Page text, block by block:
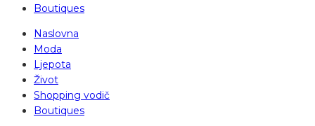
Boutiques
Naslovna
Moda
Ljepota
Život
Shopping vodič
Boutiques